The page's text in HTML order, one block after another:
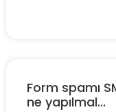
Form spamı
ne yapılmal...